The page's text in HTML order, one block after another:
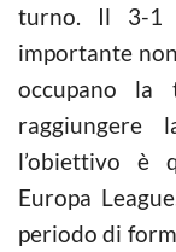
turno. Il 3-1
importante
occupano la
raggiungere
l’obiettivo è
Europa
periodo di